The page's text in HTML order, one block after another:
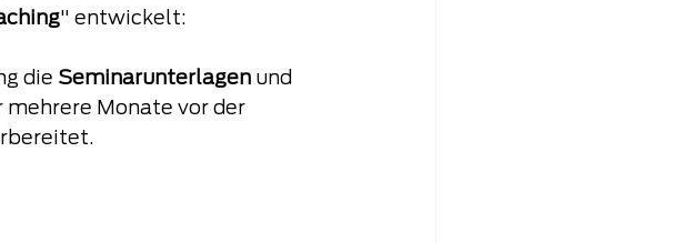
" entwickelt:
die Seminarunterlagen und
Monate vor der